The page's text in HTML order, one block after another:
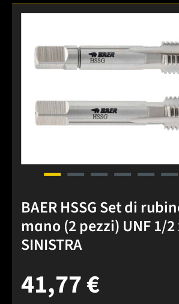
BAER HSSG Set di
mano (2 pezzi) UNF 1/2
SINISTRA
41,77 €